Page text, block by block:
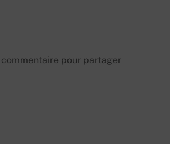
commentaire pour partager